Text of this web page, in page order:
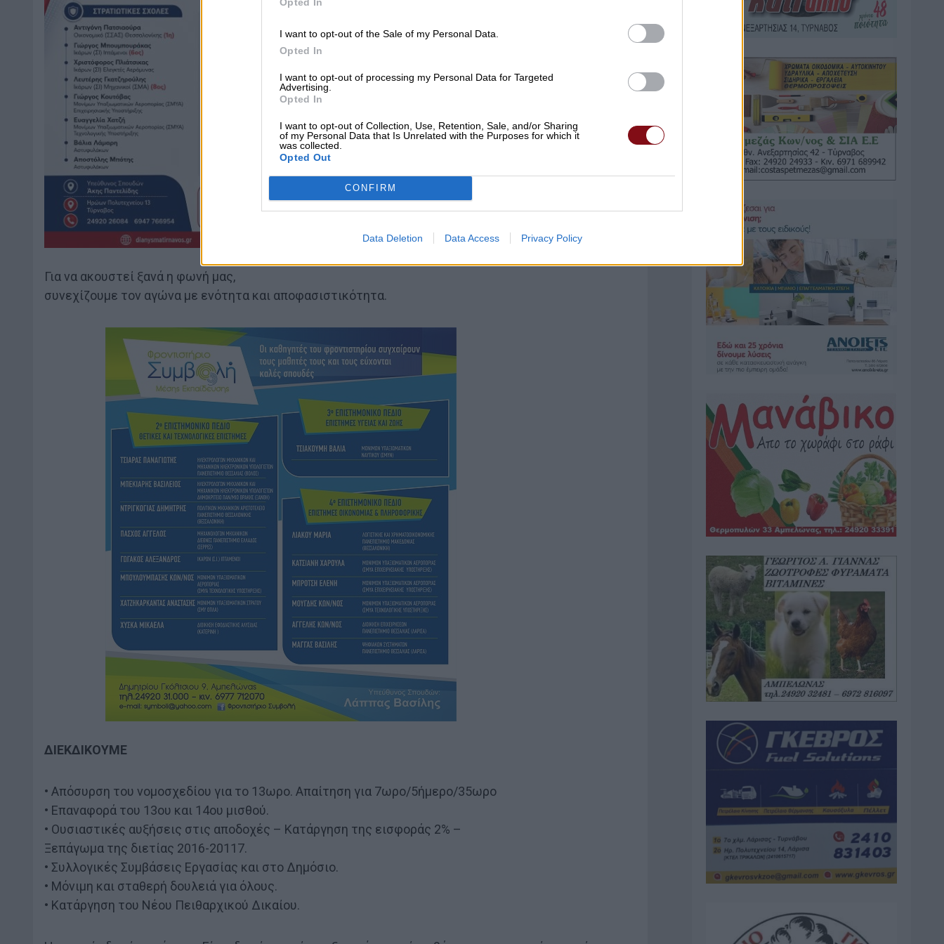
I want to opt-out of the Sale of my Personal Data.
Opted In
I want to opt-out of processing my Personal Data for Targeted
Advertising.
Opted In
I want to opt-out of Collection, Use, Retention, Sale, and/or Sharing
of my Personal Data that Is Unrelated with the Purposes for which it
was collected.
Opted Out
CONFIRM
Data Deletion Data Access Privacy Policy
Για να ακουστεί ξανά η φωνή μας,
συνεχίζουμε τον αγώνα με ενότητα και αποφασιστικότητα.
ΔΙΕΚΔΙΚΟΥΜΕ
• Απόσυρση του νομοσχεδίου για το 13ωρο. Απαίτηση για 7ωρο/5ήμερο/35ωρο
• Επαναφορά του 13ου και 14ου μισθού.
• Ουσιαστικές αυξήσεις στις αποδοχές – Κατάργηση της εισφοράς 2% –
Ξεπάγωμα της διετίας 2016-20117.
• Συλλογικές Συμβάσεις Εργασίας και στο Δημόσιο.
• Μόνιμη και σταθερή δουλειά για όλους.
• Κατάργηση του Νέου Πειθαρχικού Δικαίου.